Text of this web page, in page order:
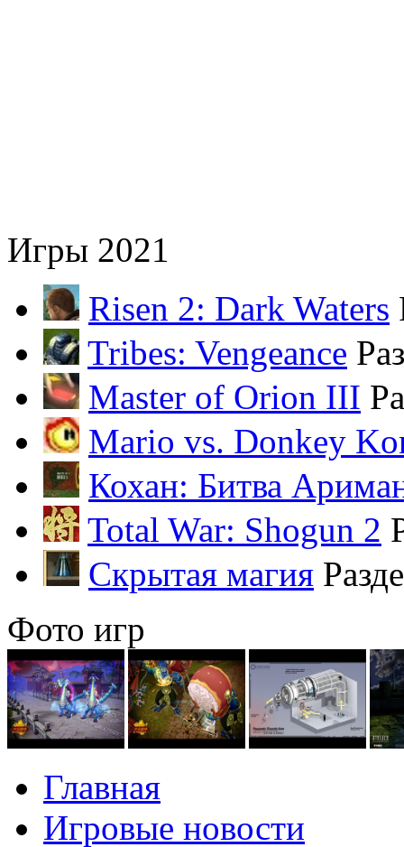
Игры 2021
Risen 2: Dark Waters
Tribes: Vengeance
Master of Orion III
Mario vs. Donkey
Кохан: Битва
Total War: Shogun 2
Скрытая магия
Фото игр
Главная
Игровые новости